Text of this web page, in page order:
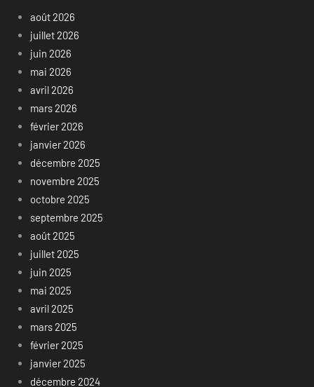
août 2026
juillet 2026
juin 2026
mai 2026
avril 2026
mars 2026
février 2026
janvier 2026
décembre 2025
novembre 2025
octobre 2025
septembre 2025
août 2025
juillet 2025
juin 2025
mai 2025
avril 2025
mars 2025
février 2025
janvier 2025
décembre 2024